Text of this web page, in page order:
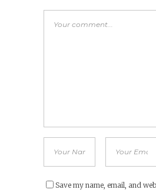
Save my name, email, and